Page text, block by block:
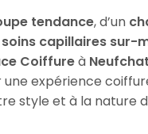
tendance, d’un
soins capillaires sur-
Coiffureà
expérience
style et à la nature